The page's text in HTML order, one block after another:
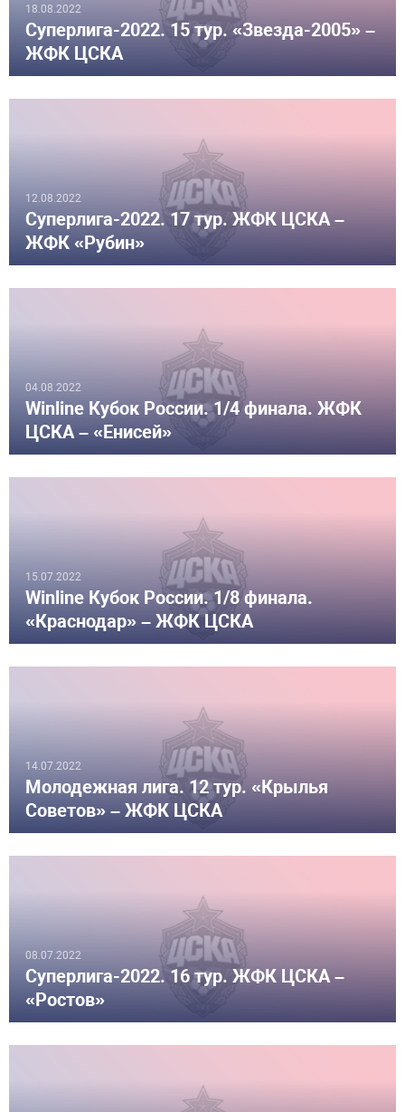
18.08.2022
Суперлига-2022. 15 тур. «Звезда-2005» –
ЖФК ЦСКА
12.08.2022
Суперлига-2022. 17 тур. ЖФК ЦСКА –
ЖФК «Рубин»
04.08.2022
Winline Кубок России. 1/4 финала. ЖФК
ЦСКА – «Енисей»
15.07.2022
Winline Кубок России. 1/8 финала.
«Краснодар» – ЖФК ЦСКА
14.07.2022
Молодежная лига. 12 тур. «Крылья
Советов» – ЖФК ЦСКА
08.07.2022
Суперлига-2022. 16 тур. ЖФК ЦСКА –
«Ростов»